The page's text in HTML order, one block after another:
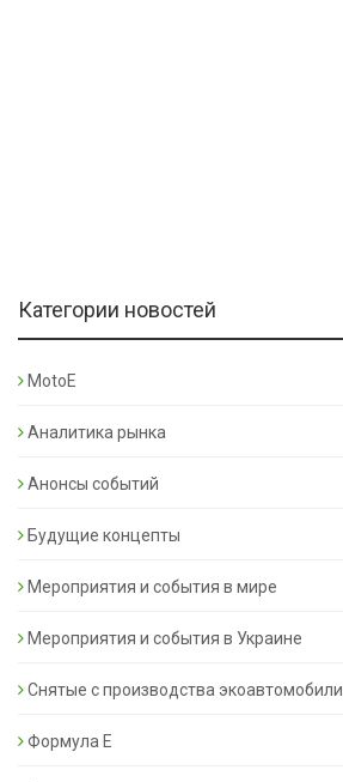
Категории новостей
MotoE
Аналитика рынка
Анонсы событий
Будущие концепты
Мероприятия и события в мире
Мероприятия и события в Украине
Снятые с производства экоавтомобили
Формула Е